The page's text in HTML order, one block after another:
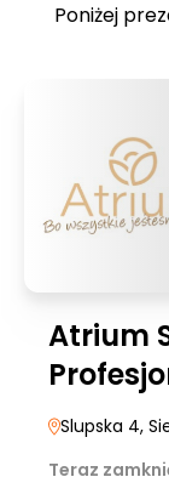
Poniżej
Atrium
Slupska 4,
Teraz